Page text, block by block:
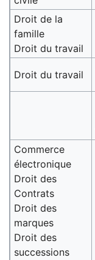
Droit de la
famille
Droit du travail
Droit du travail
Commerce
électronique
Droit des
Contrats
Droit des
marques
Droit des
successions